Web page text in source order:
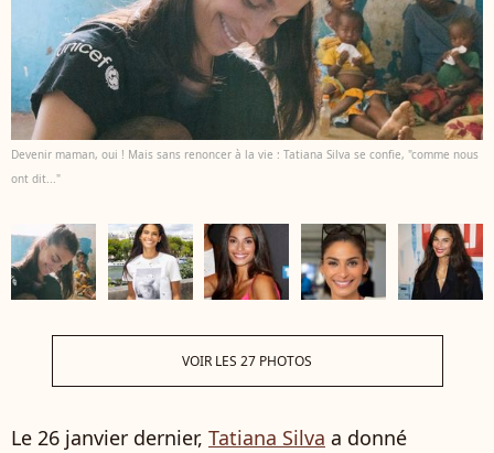
Devenir maman, oui ! Mais sans renoncer à la vie : Tatiana Silva se confie, "comme nous
ont dit..."
VOIR LES 27 PHOTOS
Le 26 janvier dernier, Tatiana Silva a donné